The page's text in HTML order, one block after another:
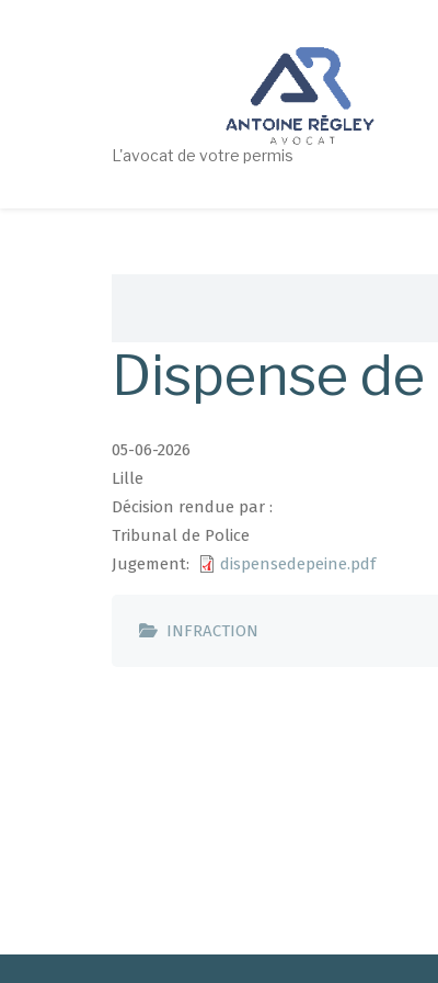
L'avocat de votre permis
d'Ariane
Dispense
05-06-2026
Lille
Décision rendue par :
Tribunal de Police
Jugement
dispensedepeine.pdf
INFRACTION